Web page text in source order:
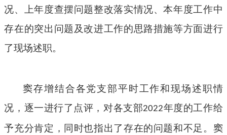
况、上年度查摆问题整改落实情况、本年度工作中
存在的突出问题及改进工作的思路措施等方面进行
了现场述职。
窦存增结合各党支部平时工作和现场述职情
况，逐一进行了点评， 对各支部2022年度的工作给
予充分肯定，同时也指出了存在的问题和不足。 窦